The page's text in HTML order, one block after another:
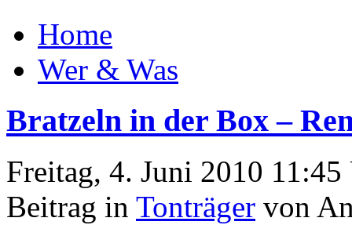
Home
Wer & Was
Bratzeln in der Box –
Freitag, 4. Juni 2010 11:45
Beitrag in Tonträger von